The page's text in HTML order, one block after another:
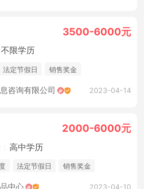
3500-6000元
不限学历
法定节假日 销售奖金
咨询有限公司 2023-04-14
2000-6000元
高中学历
法定节假日
销售奖金
中心 2023-04-10